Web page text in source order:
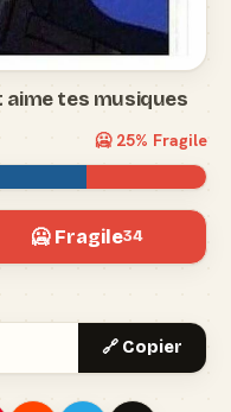
tes musiques
🥶 25% Fragile
🥶 Fragile34
🔗 Copier